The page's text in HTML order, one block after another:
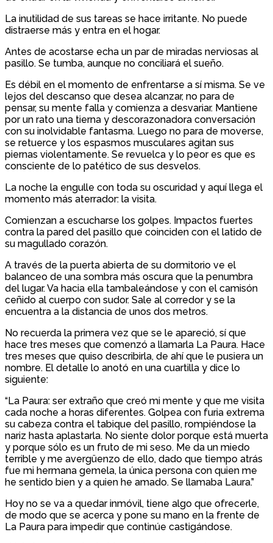
La inutilidad de sus tareas se hace irritante. No puede
distraerse más y entra en el hogar.
Antes de acostarse echa un par de miradas nerviosas al
pasillo. Se tumba, aunque no conciliará el sueño.
Es débil en el momento de enfrentarse a sí misma. Se ve
lejos del descanso que desea alcanzar, no para de
pensar, su mente falla y comienza a desvariar. Mantiene
por un rato una tierna y descorazonadora conversación
con su inolvidable fantasma. Luego no para de moverse,
se retuerce y los espasmos musculares agitan sus
piernas violentamente. Se revuelca y lo peor es que es
consciente de lo patético de sus desvelos.
La noche la engulle con toda su oscuridad y aquí llega el
momento más aterrador: la visita.
Comienzan a escucharse los golpes. Impactos fuertes
contra la pared del pasillo que coinciden con el latido de
su magullado corazón.
A través de la puerta abierta de su dormitorio ve el
balanceo de una sombra más oscura que la penumbra
del lugar. Va hacia ella tambaleándose y con el camisón
ceñido al cuerpo con sudor. Sale al corredor y se la
encuentra a la distancia de unos dos metros.
No recuerda la primera vez que se le apareció, sí que
hace tres meses que comenzó a llamarla La Paura. Hace
tres meses que quiso describirla, de ahí que le pusiera un
nombre. El detalle lo anotó en una cuartilla y dice lo
siguiente:
“La Paura: ser extraño que creó mi mente y que me visita
cada noche a horas diferentes. Golpea con furia extrema
su cabeza contra el tabique del pasillo, rompiéndose la
nariz hasta aplastarla. No siente dolor porque está muerta
y porque sólo es un fruto de mi seso. Me da un miedo
terrible y me avergüenzo de ello, dado que tiempo atrás
fue mi hermana gemela, la única persona con quien me
he sentido bien y a quien he amado. Se llamaba Laura.”
Hoy no se va a quedar inmóvil, tiene algo que ofrecerle,
de modo que se acerca y pone su mano en la frente de
La Paura para impedir que continúe castigándose.